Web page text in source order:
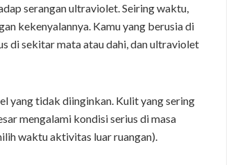
serangan ultraviolet. Seiring waktu,
kekenyalannya. Kamu yang berusia di
di sekitar mata atau dahi, dan ultraviolet
yang tidak diinginkan. Kulit yang sering
mengalami kondisi serius di masa
waktu aktivitas luar ruangan).